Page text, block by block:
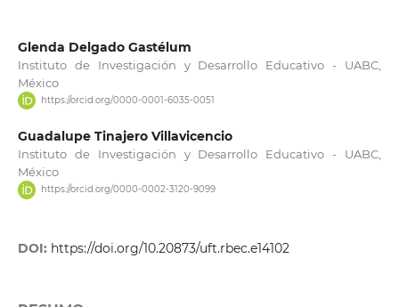
Glenda Delgado Gastélum
Instituto de Investigación y Desarrollo Educativo - UABC,
México
https://orcid.org/0000-0001-6035-0051
Guadalupe Tinajero Villavicencio
Instituto de Investigación y Desarrollo Educativo - UABC,
México
https://orcid.org/0000-0002-3120-9099
DOI: https://doi.org/10.20873/uft.rbec.e14102